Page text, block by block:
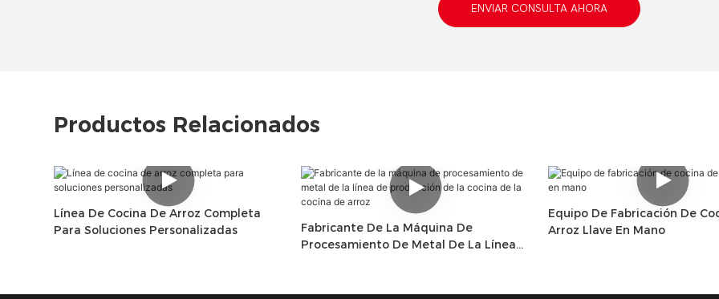
ENVIAR CONSULTA AHORA
Productos Relacionados
Línea De Cocina De Arroz Completa
Para Soluciones Personalizadas
Fabricante De La Máquina De
Procesamiento De Metal De La Línea
Equipo De Fabricación De
Arroz Llave En Mano